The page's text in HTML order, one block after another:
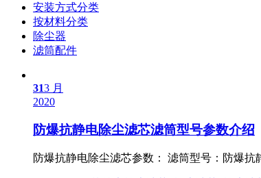
安装方式分类
按材料分类
除尘器
滤筒配件
313 月
2020
防爆抗静电除尘滤芯滤筒型号参数介绍
防爆抗静电除尘滤芯参数： 滤筒型号：防爆抗